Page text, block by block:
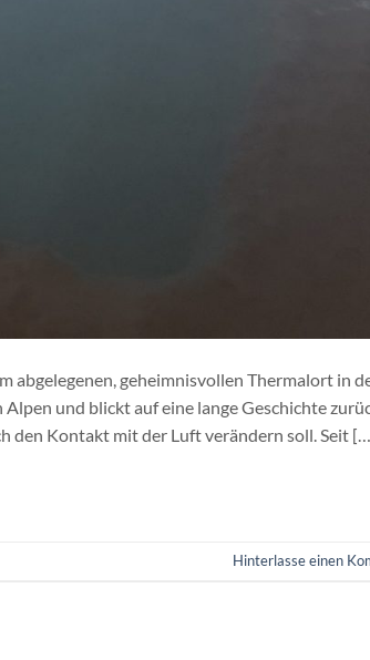
abgelegenen, geheimnisvollen Thermalort in
und blickt auf eine lange Geschichte
den Kontakt mit der Luft verändern soll. Seit
Hinterlasse einen